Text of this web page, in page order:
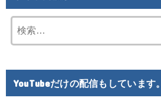
索:
YouTubeだけの配信もしています。